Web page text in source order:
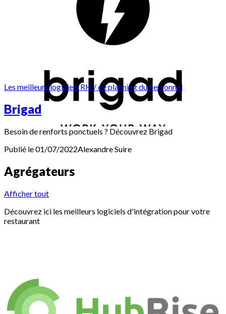
Les meilleurs logiciels RH / de planning du personnel
Brigad
Besoin de renforts ponctuels ? Découvrez Brigad
Publié le 01/07/2022AlexandreSuire
Agrégateurs
Afficher tout
Découvrez ici les meilleurs logiciels d'intégration pour votre
restaurant